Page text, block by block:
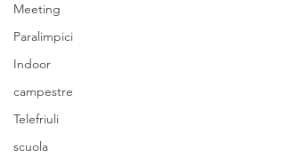
Meeting
Paralimpici
Indoor
campestre
Telefriuli
scuola